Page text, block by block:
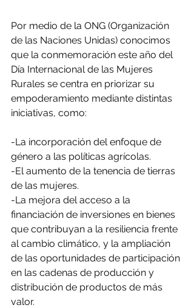
Por medio de la ONG (Organización
de las Naciones Unidas) conocimos
que la conmemoración este año del
Día Internacional de las Mujeres
Rurales se centra en priorizar su
empoderamiento mediante distintas
iniciativas, como:
-La incorporación del enfoque de
género a las políticas agrícolas.
-El aumento de la tenencia de tierras
de las mujeres.
-La mejora del acceso a la
financiación de inversiones en bienes
que contribuyan a la resiliencia frente
al cambio climático, y la ampliación
de las oportunidades de participación
en las cadenas de producción y
distribución de productos de más
valor.